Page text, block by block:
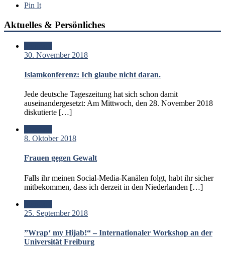
Pin It
Aktuelles & Persönliches
30. November 2018
Islamkonferenz: Ich glaube nicht daran.
Jede deutsche Tageszeitung hat sich schon damit
auseinandergesetzt: Am Mittwoch, den 28. November 2018
diskutierte […]
8. Oktober 2018
Frauen gegen Gewalt
Falls ihr meinen Social-Media-Kanälen folgt, habt ihr sicher
mitbekommen, dass ich derzeit in den Niederlanden […]
25. September 2018
”Wrap‘ my Hijab!“ – Internationaler Workshop an der
Universität Freiburg